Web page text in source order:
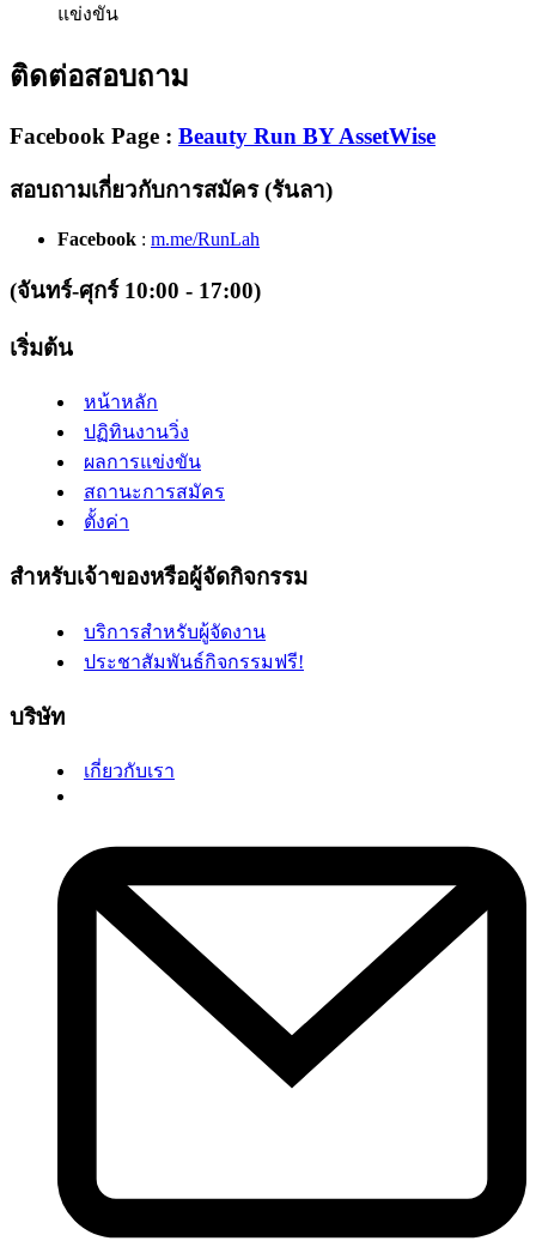
แข่งขัน
ติดต่อสอบถาม
Facebook Page : Beauty Run BY AssetWise
สอบถามเกี่ยวกับการสมัคร (รันลา)
Facebook : m.me/RunLah
(จันทร์-ศุกร์ 10:00 - 17:00)
เริ่มต้น
หน้าหลัก
ปฏิทินงานวิ่ง
ผลการแข่งขัน
สถานะการสมัคร
ตั้งค่า
สำหรับเจ้าของหรือผู้จัดกิจกรรม
บริการสำหรับผู้จัดงาน
ประชาสัมพันธ์กิจกรรมฟรี!
บริษัท
เกี่ยวกับเรา